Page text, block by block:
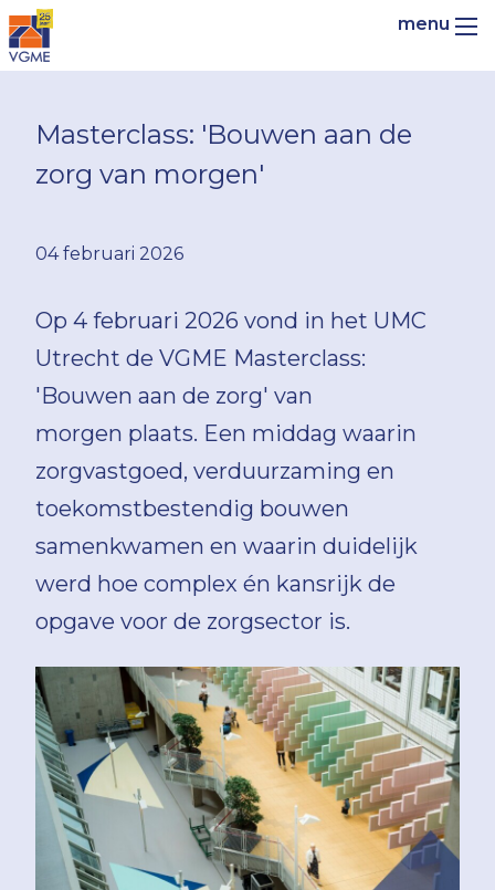
Masterclass: 'Bouwen aan de
zorg van morgen'
04 februari 2026
Op 4 februari 2026 vond in het UMC
Utrecht de VGME Masterclass:
'Bouwen aan de zorg' van
morgen plaats. Een middag waarin
zorgvastgoed, verduurzaming en
toekomstbestendig bouwen
samenkwamen en waarin duidelijk
werd hoe complex én kansrijk de
opgave voor de zorgsector is.